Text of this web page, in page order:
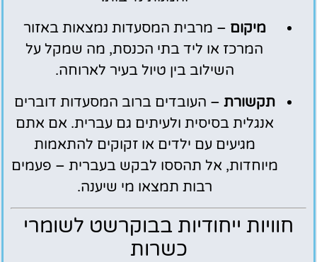
מיקום – מרבית המסעדות נמצאות באזור
המרכז או ליד בתי הכנסת, מה שמקל על
השילוב בין טיול בעיר לארוחה.
תקשורת – העובדים ברוב המסעדות דוברים
אנגלית בסיסית ולעיתים גם עברית. אם אתם
מגיעים עם ילדים או זקוקים להתאמות
מיוחדות, אל תהססו לבקש בעברית – פעמים
רבות תמצאו מי שיענה.
חוויות ייחודיות בבוקרשט לשומרי
כשרות